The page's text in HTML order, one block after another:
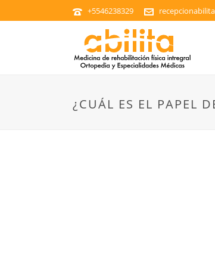
+5546238329
¿CUÁL ES EL PAPEL